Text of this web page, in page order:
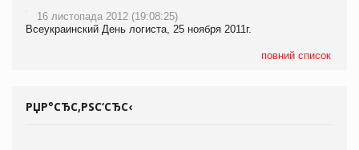
16 листопада 2012 (19:08:25)
Всеукраинский День логиста, 25 ноября 2011г.
повний список
РЏР°СЂС‚РЅС‘СЂС‹